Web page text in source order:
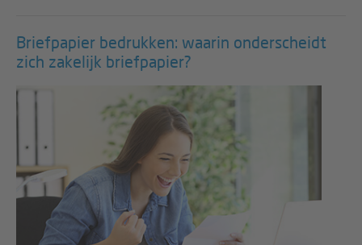
Briefpapier bedrukken: waarin onderscheidt
zich zakelijk briefpapier?